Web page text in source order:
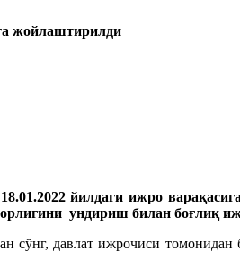
жойлаштирилди
йилдаги ижро
ундириш билан боғлиқ
давлат ижрочиси